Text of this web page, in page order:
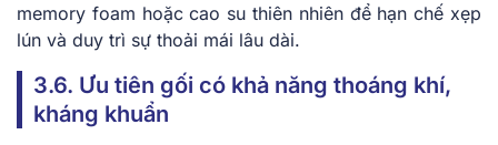
memory foam hoặc cao su thiên nhiên để hạn chế xẹp
lún và duy trì sự thoải mái lâu dài.
3.6. Ưu tiên gối có khả năng thoáng khí,
kháng khuẩn